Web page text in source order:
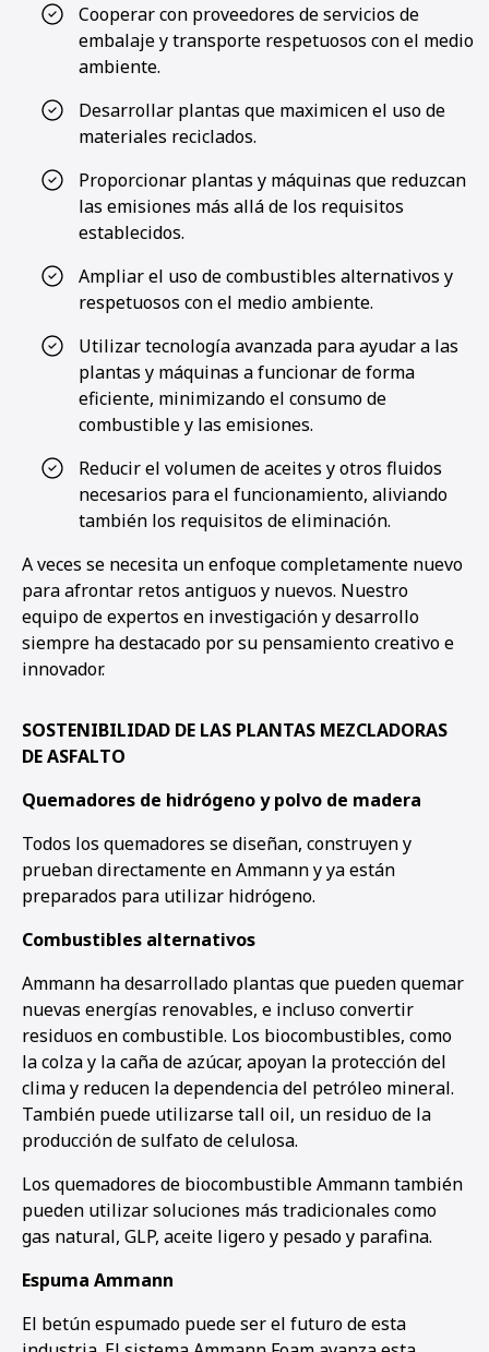
123 4 5 6
Cooperar con proveedores de servicios de
embalaje y transporte respetuosos con el medio
ambiente.
Desarrollar plantas que maximicen el uso de
materiales reciclados.
Proporcionar plantas y máquinas que reduzcan
las emisiones más allá de los requisitos
establecidos.
Ampliar el uso de combustibles alternativos y
respetuosos con el medio ambiente.
Utilizar tecnología avanzada para ayudar a las
plantas y máquinas a funcionar de forma
eficiente, minimizando el consumo de
combustible y las emisiones.
Reducir el volumen de aceites y otros fluidos
necesarios para el funcionamiento, aliviando
también los requisitos de eliminación.
A veces se necesita un enfoque completamente nuevo
para afrontar retos antiguos y nuevos. Nuestro
equipo de expertos en investigación y desarrollo
siempre ha destacado por su pensamiento creativo e
innovador.
SOSTENIBILIDAD DE LAS PLANTAS MEZCLADORAS
DE ASFALTO
Quemadores de hidrógeno y polvo de madera
Todos los quemadores se diseñan, construyen y
prueban directamente en Ammann y ya están
preparados para utilizar hidrógeno.
Combustibles alternativos
Ammann ha desarrollado plantas que pueden quemar
nuevas energías renovables, e incluso convertir
residuos en combustible. Los biocombustibles, como
la colza y la caña de azúcar, apoyan la protección del
clima y reducen la dependencia del petróleo mineral.
También puede utilizarse tall oil, un residuo de la
producción de sulfato de celulosa.
Los quemadores de biocombustible Ammann también
pueden utilizar soluciones más tradicionales como
gas natural, GLP, aceite ligero y pesado y parafina.
Espuma Ammann
El betún espumado puede ser el futuro de esta